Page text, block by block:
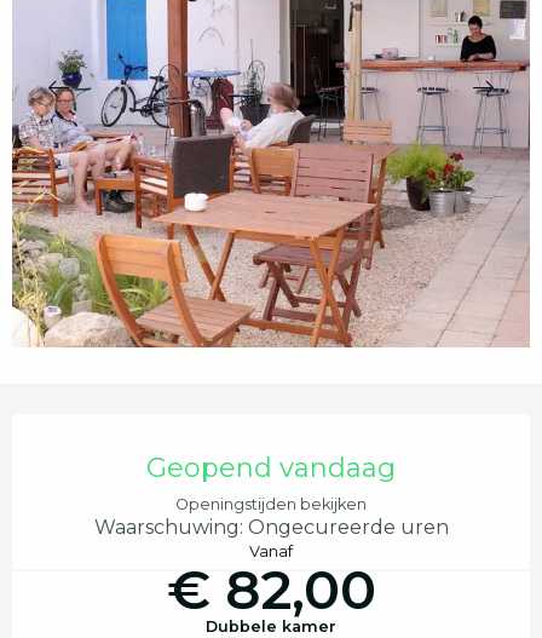
Geopend vandaag
Openingstijden bekijken
Waarschuwing: Ongecureerde uren
Vanaf
€ 82,00
Dubbele kamer